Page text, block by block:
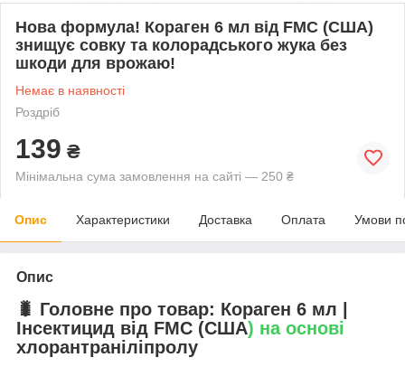
Нова формула! Кораген 6 мл від FMC (США)
знищує совку та колорадського жука без
шкоди для врожаю!
Немає в наявності
Роздріб
139 ₴
Мінімальна сума замовлення на сайті — 250 ₴
Опис Характеристики Доставка Оплата Умови
Опис
🐛 Головне про товар: Кораген 6 мл |
Інсектицид від FMC (США) на основі
хлорантраніліпролу